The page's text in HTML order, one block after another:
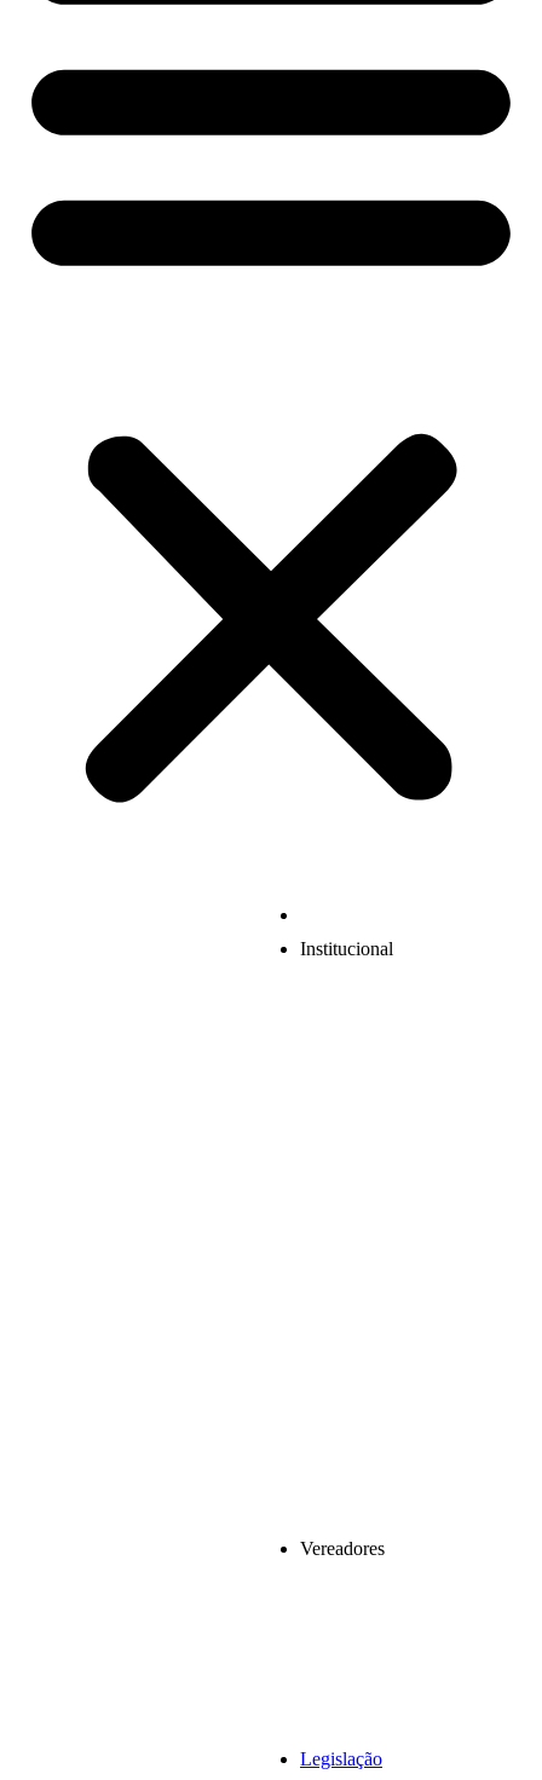
Institucional
Vereadores
Legislação